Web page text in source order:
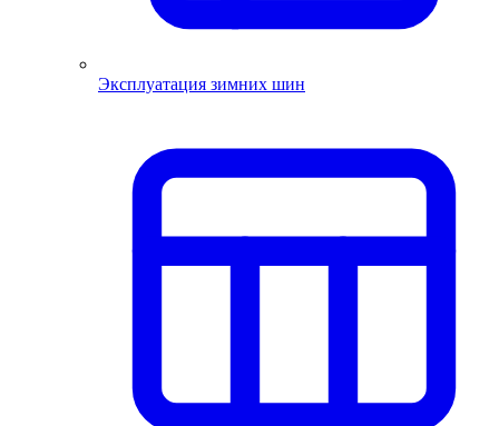
Эксплуатация зимних шин